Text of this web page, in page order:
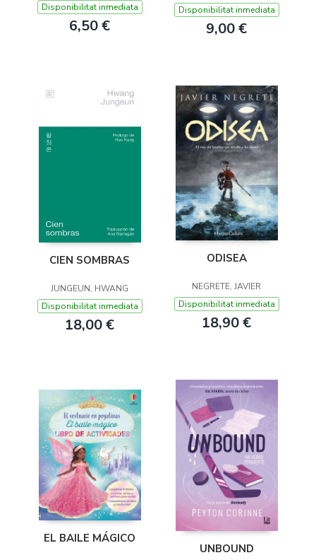
Disponibilitat inmediata
6,50 €
Disponibilitat inmediata
9,00 €
CIEN SOMBRAS
JUNGEUN, HWANG
Disponibilitat inmediata
18,00 €
ODISEA
NEGRETE, JAVIER
Disponibilitat inmediata
18,90 €
EL BAILE MÁGICO
UNBOUND